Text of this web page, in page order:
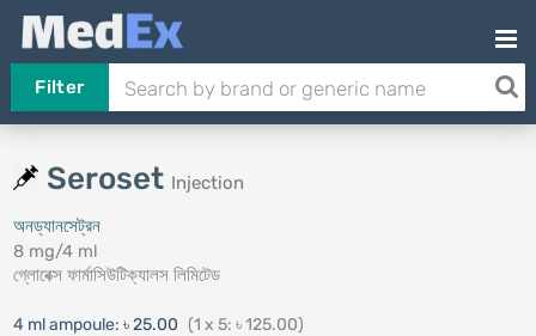
Filter
Seroset Injection
অনড্যানসেট্‌রন
8 mg/4 ml
গ্লোবেক্স ফার্মাসিউটিক্যালস লিমিটেড
4 ml ampoule: ৳ 25.00 (1 x 5: ৳ 125.00)